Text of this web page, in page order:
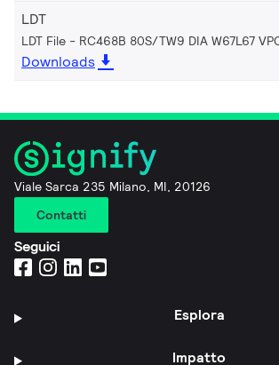
LDT
LDT File - RC468B 80S/TW9 DIA W67L67
Downloads
Viale Sarca 235 Milano, MI, 20126
Contatti
Seguici
Esplora
Impatto